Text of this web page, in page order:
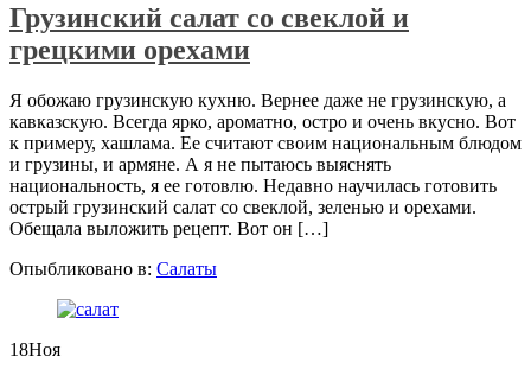
Грузинский салат со свеклой и
грецкими орехами
Я обожаю грузинскую кухню. Вернее даже не грузинскую, а
кавказскую. Всегда ярко, ароматно, остро и очень вкусно. Вот
к примеру, хашлама. Ее считают своим национальным блюдом
и грузины, и армяне. А я не пытаюсь выяснять
национальность, я ее готовлю. Недавно научилась готовить
острый грузинский салат со свеклой, зеленью и орехами.
Обещала выложить рецепт. Вот он […]
Опыбликовано в: Салаты
18Ноя